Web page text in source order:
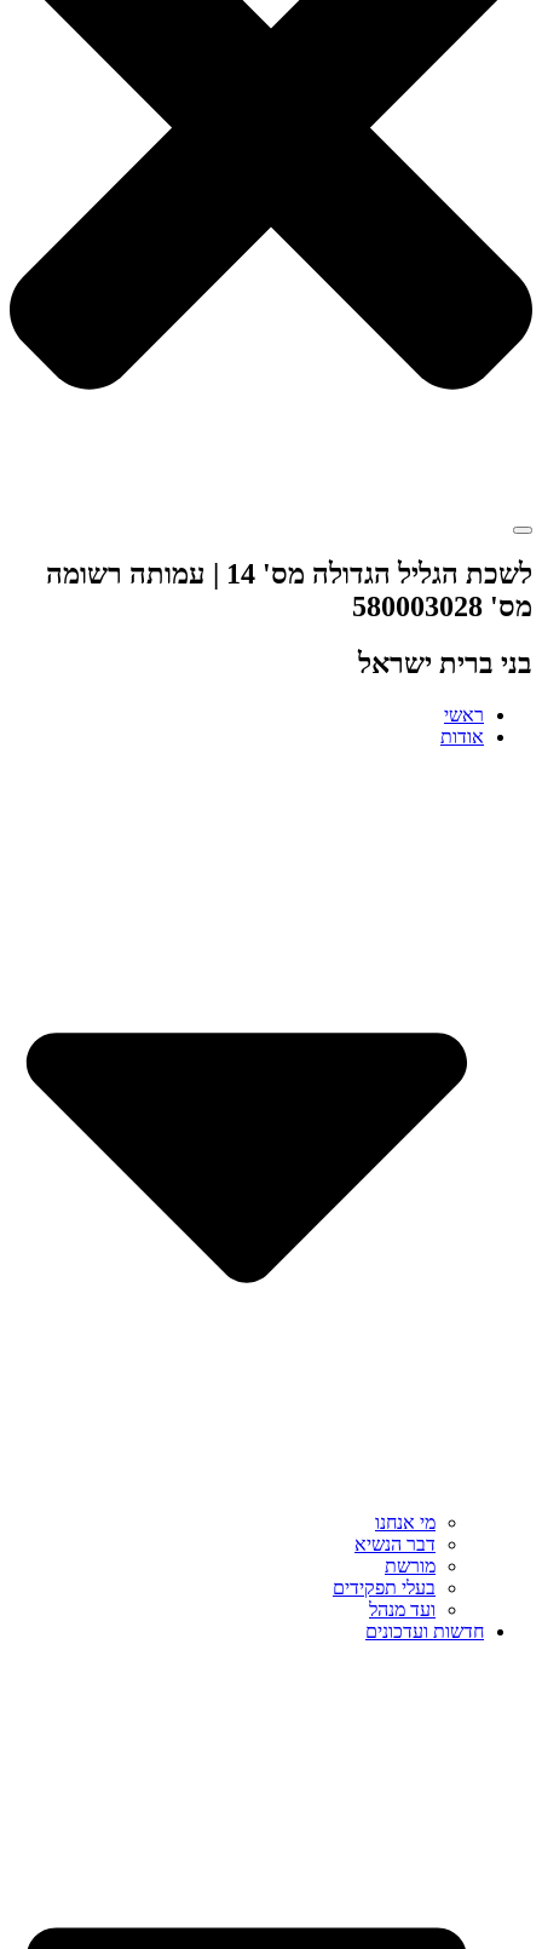
לשכת הגליל הגדולה מס' 14 | עמותה רשומה
מס' 580003028
בני ברית ישראל
ראשי
אודות
מי אנחנו
דבר הנשיא
מורשת
בעלי תפקידים
ועד מנהל
חדשות ועדכונים